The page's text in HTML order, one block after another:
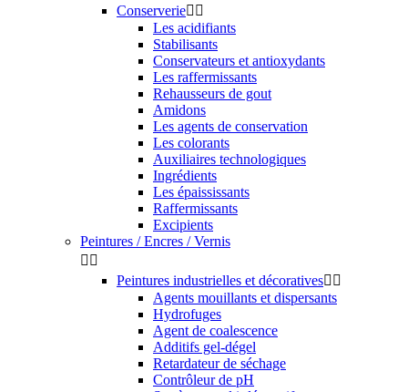
Conserverie 
Les acidifiants
Stabilisants
Conservateurs et antioxydants
Les raffermissants
Rehausseurs de gout
Amidons
Les agents de conservation
Les colorants
Auxiliaires technologiques
Ingrédients
Les épaississants
Raffermissants
Excipients
Peintures / Encres / Vernis
 
Peintures industrielles et décoratives 
Agents mouillants et dispersants
Hydrofuges
Agent de coalescence
Additifs gel-dégel
Retardateur de séchage
Contrôleur de pH